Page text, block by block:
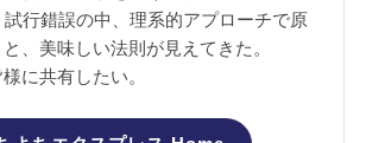
試行錯誤の中、理系的アプローチで原
、美味しい法則が見えてきた。
に共有したい。